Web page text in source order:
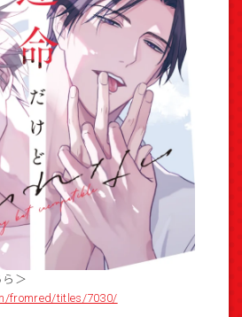
＞
fromred/titles/7030/